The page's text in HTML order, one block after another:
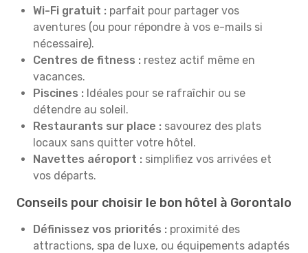
Wi-Fi gratuit : parfait pour partager vos
aventures (ou pour répondre à vos e-mails si
nécessaire).
Centres de fitness : restez actif même en
vacances.
Piscines : Idéales pour se rafraîchir ou se
détendre au soleil.
Restaurants sur place : savourez des plats
locaux sans quitter votre hôtel.
Navettes aéroport : simplifiez vos arrivées et
vos départs.
Conseils pour choisir le bon hôtel à Gorontalo
Définissez vos priorités : proximité des
attractions, spa de luxe, ou équipements adaptés